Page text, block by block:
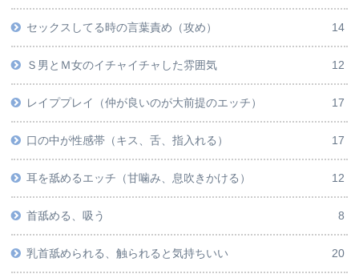
セックスしてる時の言葉責め（攻め） 14
Ｓ男とＭ女のイチャイチャした雰囲気 12
レイププレイ（仲が良いのが大前提のエッチ） 17
口の中が性感帯（キス、舌、指入れる） 17
耳を舐めるエッチ（甘噛み、息吹きかける） 12
首舐める、吸う 8
乳首舐められる、触られると気持ちいい 20